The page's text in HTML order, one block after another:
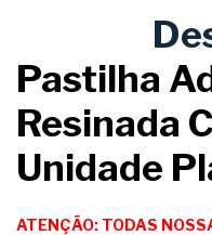
Pastilha
Resinada
Unidade
ATENÇÃO: TODAS